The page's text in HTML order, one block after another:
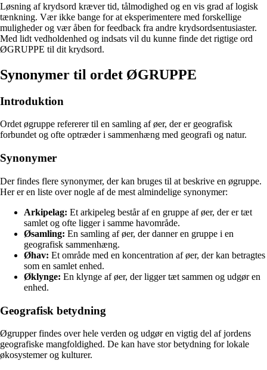
Løsning af krydsord kræver tid, tålmodighed og en vis grad af logisk
tænkning. Vær ikke bange for at eksperimentere med forskellige
muligheder og vær åben for feedback fra andre krydsordsentusiaster.
Med lidt vedholdenhed og indsats vil du kunne finde det rigtige ord
ØGRUPPE til dit krydsord.
Synonymer til ordet ØGRUPPE
Introduktion
Ordet øgruppe refererer til en samling af øer, der er geografisk
forbundet og ofte optræder i sammenhæng med geografi og natur.
Synonymer
Der findes flere synonymer, der kan bruges til at beskrive en øgruppe.
Her er en liste over nogle af de mest almindelige synonymer:
Arkipelag: Et arkipeleg består af en gruppe af øer, der er tæt
samlet og ofte ligger i samme havområde.
Øsamling: En samling af øer, der danner en gruppe i en
geografisk sammenhæng.
Øhav: Et område med en koncentration af øer, der kan betragtes
som en samlet enhed.
Øklynge: En klynge af øer, der ligger tæt sammen og udgør en
enhed.
Geografisk betydning
Øgrupper findes over hele verden og udgør en vigtig del af jordens
geografiske mangfoldighed. De kan have stor betydning for lokale
økosystemer og kulturer.